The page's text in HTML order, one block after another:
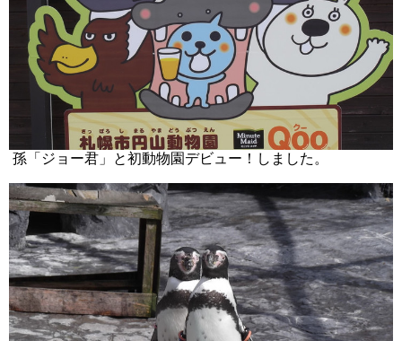
孫「ジョー君」と初動物園デビュー！しました。